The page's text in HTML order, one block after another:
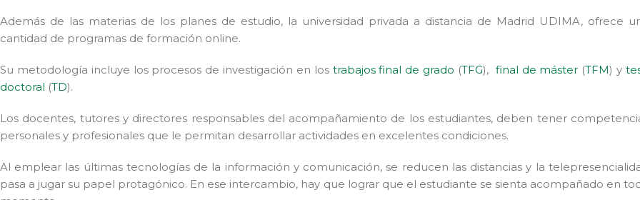
Además de las materias de los planes de estudio, la universidad privada a distancia de Madrid UDIMA, ofrece
cantidad de programas de formación online.
Su metodología incluye los procesos de investigación en los trabajos final de grado (TFG), final de máster (TFM) y
doctoral (TD).
Los docentes, tutores y directores responsables del acompañamiento de los estudiantes, deben tener
personales y profesionales que le permitan desarrollar actividades en excelentes condiciones.
Al emplear las últimas tecnologías de la información y comunicación, se reducen las distancias y la
pasa a jugar su papel protagónico. En ese intercambio, hay que lograr que el estudiante se sienta acompañado en